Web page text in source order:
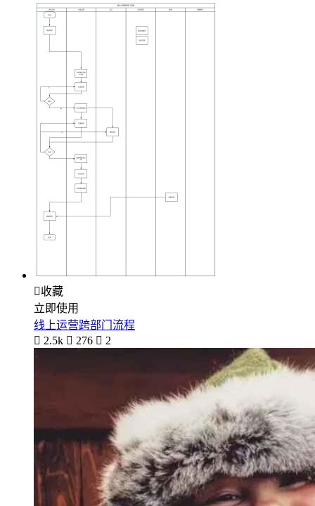
收藏
立即使用
线上运营跨部门流程
 2.5k  276  2